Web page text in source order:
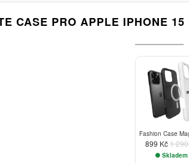
CASE PRO APPLE IPHONE
-30%
Fashion Case
899 Kč1
Skladem